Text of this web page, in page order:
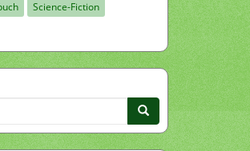
Science-Fiction